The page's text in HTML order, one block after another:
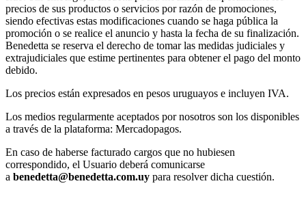
precios de sus productos o servicios por razón de promociones,
siendo efectivas estas modificaciones cuando se haga pública la
promoción o se realice el anuncio y hasta la fecha de su finalización.
Benedetta se reserva el derecho de tomar las medidas judiciales y
extrajudiciales que estime pertinentes para obtener el pago del monto
debido.
Los precios están expresados en pesos uruguayos e incluyen IVA.
Los medios regularmente aceptados por nosotros son los disponibles
a través de la plataforma: Mercadopagos.
En caso de haberse facturado cargos que no hubiesen
correspondido, el Usuario deberá comunicarse
a benedetta@benedetta.com.uy para resolver dicha cuestión.